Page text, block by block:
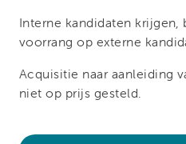
Interne kandidaten
voorrang op externe
Acquisitie naar aanleiding
niet op prijs gesteld.